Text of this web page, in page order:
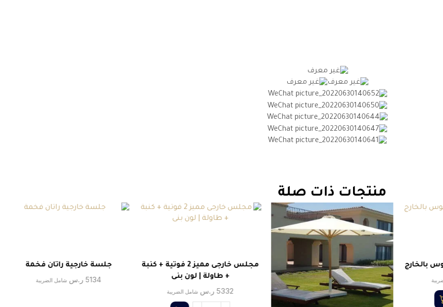
منتجات ذات صلة
بالخارج
مجلس خارجى مميز 2 فوتية + كنبة
+ طاولة | لون بنى
5332 ر.س شامل الضريبة
جلسة خارجية راتان فخمة
5134 ر.س شامل الضريبة